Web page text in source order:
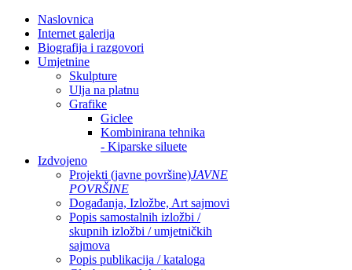
Naslovnica
Internet galerija
Biografija i razgovori
Umjetnine
Skulpture
Ulja na platnu
Grafike
Giclee
Kombinirana tehnika
- Kiparske siluete
Izdvojeno
Projekti (javne površine)JAVNE
POVRŠINE
Događanja, Izložbe, Art sajmovi
Popis samostalnih izložbi /
skupnih izložbi / umjetničkih
sajmova
Popis publikacija / kataloga